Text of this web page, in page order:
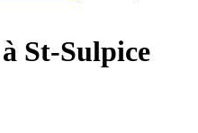
St-Sulpice